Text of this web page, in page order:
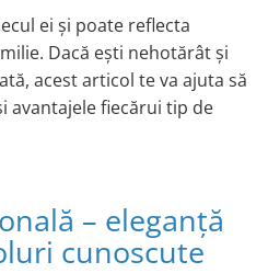
ei și poate reflecta
Dacă ești nehotărât și
acest articol te va ajuta să
avantajele fiecărui tip de
– eleganță
cunoscute